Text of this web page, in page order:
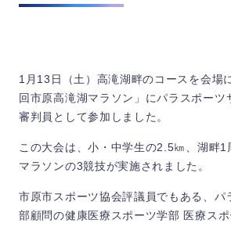
1月13日（土）高滝湖畔のコースを会場
回市原高滝湖マラソン」にパラスポーツ
審判員として参加しました。
この大会は、小・中学生の2.5㎞、湖畔1
マラソンの3競技が実施されました。
市原市スポーツ協会評議員でもある、パ
部顧問の健康医療スポーツ学部 医療ス